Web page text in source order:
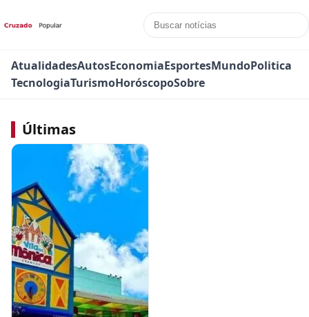
AtualidadesAutosEconomiaEsportesMundoPolitica
TecnologiaTurismoHoróscopoSobre
Últimas